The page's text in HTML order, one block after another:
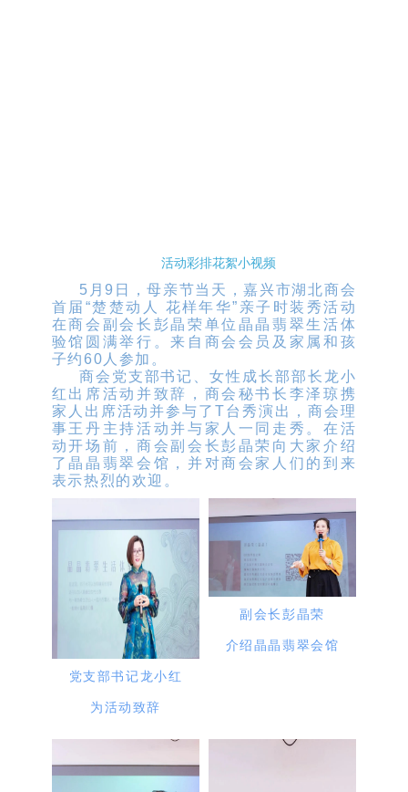
活动彩排花絮小视频
5月9日，母亲节当天，嘉兴市湖北商会
首届“楚楚动人 花样年华”亲子时装秀活动
在商会副会长彭晶荣单位晶晶翡翠生活体
验馆圆满举行。来自商会会员及家属和孩
子约60人参加。
商会党支部书记、女性成长部部长龙小
红出席活动并致辞，商会秘书长李泽琼携
家人出席活动并参与了T台秀演出，商会理
事王丹主持活动并与家人一同走秀。在活
动开场前，商会副会长彭晶荣向大家介绍
了晶晶翡翠会馆，并对商会家人们的到来
表示热烈的欢迎。
党支部书记龙小红
为活动致辞
副会长彭晶荣
介绍晶晶翡翠会馆